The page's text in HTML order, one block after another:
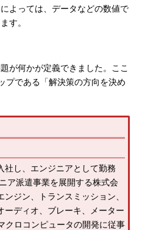
よっては、データなどの数値で
す。
が何かが定義できました。ここ
プである「解決策の方向を決め
社し、エンジニアとして勤務
ア派遣事業を展開する株式会
ジン、トランスミッション、
ーディオ、ブレーキ、メーター
クロコンピュータの開発に従事